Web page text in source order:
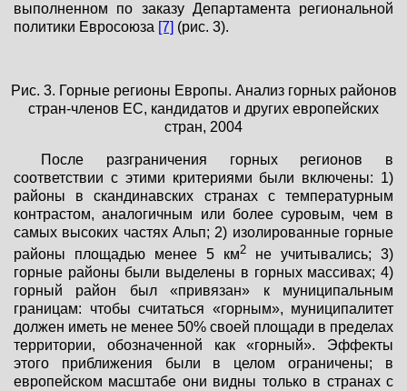
выполненном по заказу Департамента региональной
политики Евросоюза [7] (рис. 3).
Рис. 3. Горные регионы Европы. Анализ горных районов
стран-членов ЕС, кандидатов и других европейских
стран, 2004
После разграничения горных регионов в
соответствии с этими критериями были включены: 1)
районы в скандинавских странах с температурным
контрастом, аналогичным или более суровым, чем в
самых высоких частях Альп; 2) изолированные горные
районы площадью менее 5 км2 не учитывались; 3)
горные районы были выделены в горных массивах; 4)
горный район был «привязан» к муниципальным
границам: чтобы считаться «горным», муниципалитет
должен иметь не менее 50% своей площади в пределах
территории, обозначенной как «горный». Эффекты
этого приближения были в целом ограничены; в
европейском масштабе они видны только в странах с